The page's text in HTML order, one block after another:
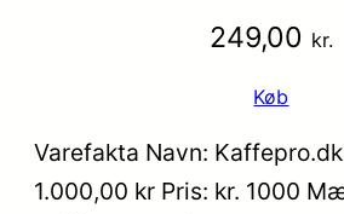
249,00 kr.
Køb
Varefakta Navn:
1.000,00 kr Pris: kr. 1000